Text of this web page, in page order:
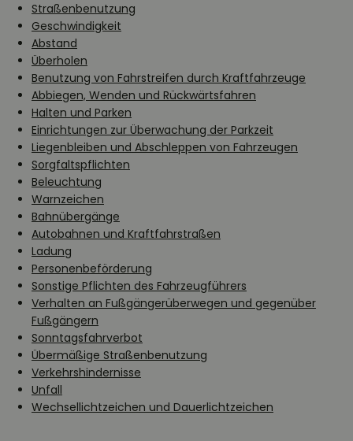
Straßenbenutzung
Geschwindigkeit
Abstand
Überholen
Benutzung von Fahrstreifen durch Kraftfahrzeuge
Abbiegen, Wenden und Rückwärtsfahren
Halten und Parken
Einrichtungen zur Überwachung der Parkzeit
Liegenbleiben und Abschleppen von Fahrzeugen
Sorgfaltspflichten
Beleuchtung
Warnzeichen
Bahnübergänge
Autobahnen und Kraftfahrstraßen
Ladung
Personenbeförderung
Sonstige Pflichten des Fahrzeugführers
Verhalten an Fußgängerüberwegen und gegenüber
Fußgängern
Sonntagsfahrverbot
Übermäßige Straßenbenutzung
Verkehrshindernisse
Unfall
Wechsellichtzeichen und Dauerlichtzeichen